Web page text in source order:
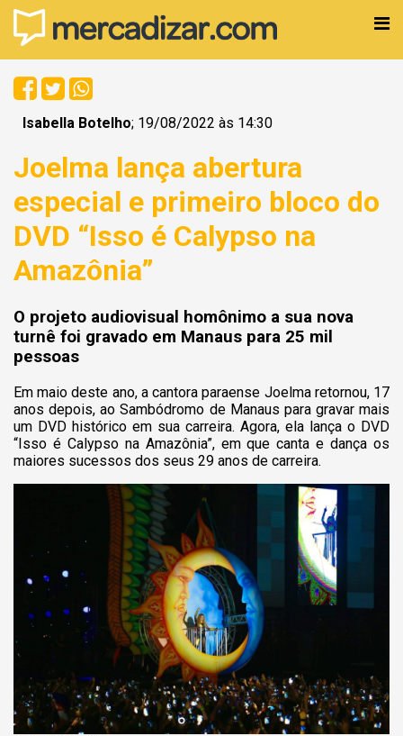
Isabella Botelho; 19/08/2022 às 14:30
Joelma lança abertura
especial e primeiro bloco do
DVD “Isso é Calypso na
Amazônia”
O projeto audiovisual homônimo a sua nova
turnê foi gravado em Manaus para 25 mil
pessoas
Em maio deste ano, a cantora paraense Joelma retornou, 17
anos depois, ao Sambódromo de Manaus para gravar mais
um DVD histórico em sua carreira. Agora, ela lança o DVD
“Isso é Calypso na Amazônia”, em que canta e dança os
maiores sucessos dos seus 29 anos de carreira.